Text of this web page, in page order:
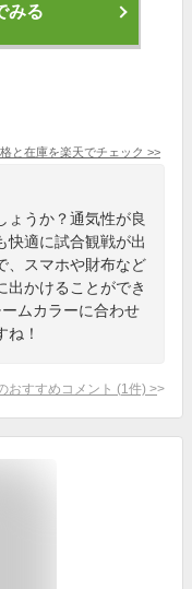
みる
と在庫を楽天でチェック >>
ょうか？通気性が良
快適に試合観戦が出
、スマホや財布など
出かけることができ
ムカラーに合わせ
！
おすすめコメント (1 件) >